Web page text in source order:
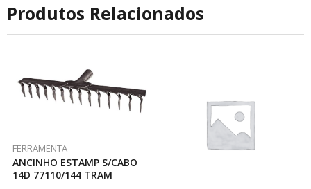
Produtos Relacionados
FERRAMENTA
ANCINHO ESTAMP S/CABO
14D 77110/144 TRAM